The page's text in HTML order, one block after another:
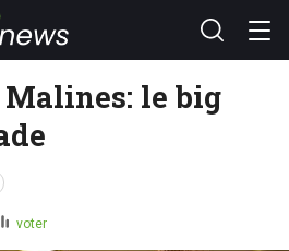
le big
voter